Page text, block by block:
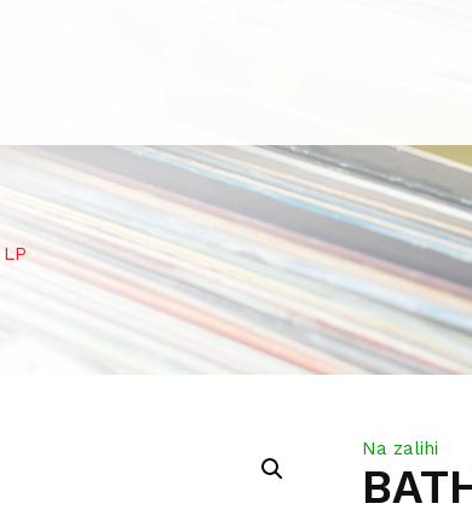
Na zalihi